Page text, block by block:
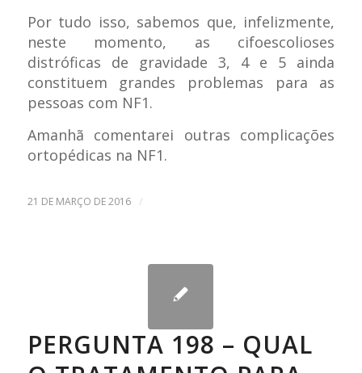
Por tudo isso, sabemos que, infelizmente,
neste momento, as cifoescolioses
distróficas de gravidade 3, 4 e 5 ainda
constituem grandes problemas para as
pessoas com NF1.
Amanhã comentarei outras complicações
ortopédicas na NF1.
21 DE MARÇO DE 2016 /
PERGUNTA 198 – QUAL